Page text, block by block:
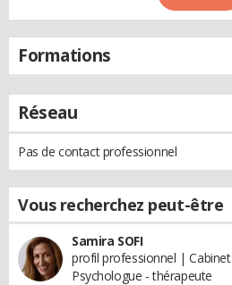
Formations
Réseau
Pas de contact professionnel
Vous recherchez peut-être
Samira SOFI
profil professionnel |
Psychologue - thérapeute